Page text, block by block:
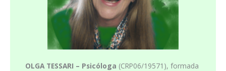
OLGA TESSARI – Psicóloga (CRP06/19571), formada